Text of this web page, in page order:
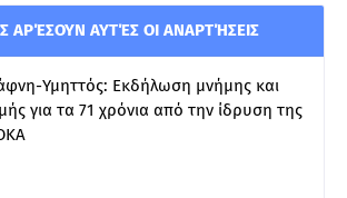
ΑΡΈΣΟΥΝ ΑΥΤΈΣ ΟΙ ΑΝΑΡΤΉΣΕΙΣ
Υμηττός: Εκδήλωση μνήμης και
για τα 71 χρόνια από την ίδρυση της